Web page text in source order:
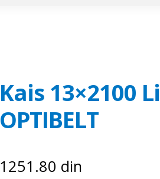
Kais 13×2100
OPTIBELT
1251.80 din